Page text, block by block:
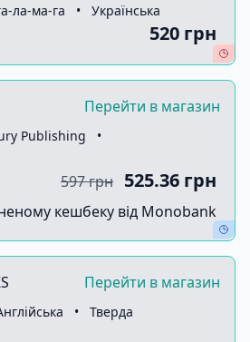
ла-ма-га • Українська
520 грн
Перейти в магазин
Publishing
•
597 грн 525.36 грн
кешбеку від Monobank
Перейти в магазин
•
Тверда